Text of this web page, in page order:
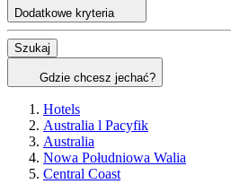
Dodatkowe kryteria
Szukaj
Gdzie chcesz jechać?
Hotels
Australia l Pacyfik
Australia
Nowa Południowa Walia
Central Coast